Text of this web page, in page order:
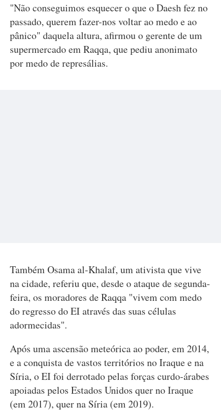
"Não conseguimos esquecer o que o Daesh fez no
passado, querem fazer-nos voltar ao medo e ao
pânico" daquela altura, afirmou o gerente de um
supermercado em Raqqa, que pediu anonimato
por medo de represálias.
Também Osama al-Khalaf, um ativista que vive
na cidade, referiu que, desde o ataque de segunda-
feira, os moradores de Raqqa "vivem com medo
do regresso do EI através das suas células
adormecidas".
Após uma ascensão meteórica ao poder, em 2014,
e a conquista de vastos territórios no Iraque e na
Síria, o EI foi derrotado pelas forças curdo-árabes
apoiadas pelos Estados Unidos quer no Iraque
(em 2017), quer na Síria (em 2019).